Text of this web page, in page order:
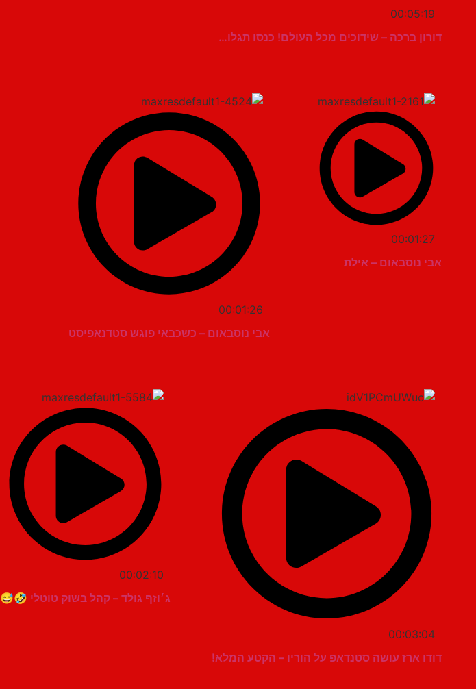
00:05:19
דורון ברכה – שידוכים מכל העולם! כנסו תגלו…
00:01:27
אבי נוסבאום – אילת
00:01:26
אבי נוסבאום – כשכבאי פוגש סטדנאפיסט
00:03:04
דודו ארז עושה סטנדאפ על הוריו – הקטע המלא!
00:02:10
ג׳וזף גולד – קהל בשוק טוטלי 🤣😅